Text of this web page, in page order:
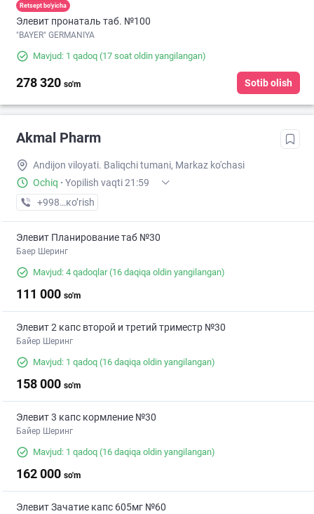
Retsept bo'yicha
Элевит пронаталь таб. №100
"BAYER" GERMANIYA
Mavjud: 1 qadoq (17 soat oldin yangilangan)
278 320 so'm Sotib olish
Akmal Pharm
Andijon viloyati. Baliqchi tumani, Markaz ko'chasi
Ochiq · Yopilish vaqti 21:59
+998 (91) XXX-XX-XX
кo’rish
Элевит Планирование таб №30
Баер Шеринг
Mavjud: 4 qadoqlar(16 daqiqa oldin yangilangan)
111 000 so'm
Элевит 2 капс второй и третий триместр №30
Байер Шеринг
Mavjud: 1 qadoq (16 daqiqa oldin yangilangan)
158 000 so'm
Элевит 3 капс кормление №30
Байер Шеринг
Mavjud: 1 qadoq (16 daqiqa oldin yangilangan)
162 000 so'm
Элевит Зачатие капс 605мг №60